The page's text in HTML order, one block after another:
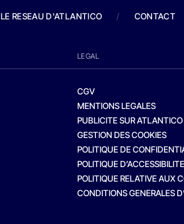
LE RESEAU D'ATLANTICO / CONTACT
LEGAL
CGV
MENTIONS LEGALES
PUBLICITE SUR ATLANTICO
GESTION DES COOKIES
POLITIQUE DE
POLITIQUE D’ACCESSIBILITE
POLITIQUE RELATIVE AUX
CONDITIONS GENERALES